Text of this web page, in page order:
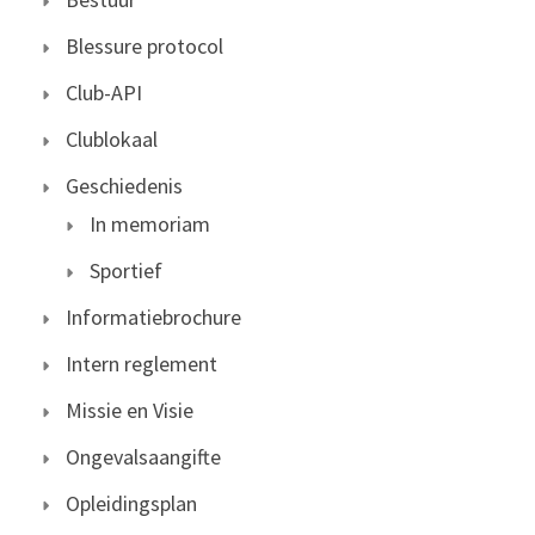
Blessure protocol
Club-API
Clublokaal
Geschiedenis
In memoriam
Sportief
Informatiebrochure
Intern reglement
Missie en Visie
Ongevalsaangifte
Opleidingsplan